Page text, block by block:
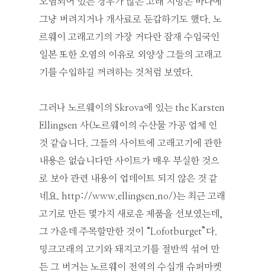
오염되어 있는 경우가 많은 고래 지방은 바다에
그냥 버려지거나 개사료로 둔갑하기도 했다. 노
르웨이 고래고기의 가장 커다란 잠재 수입국인
일본 또한 오염의 이유로 외양상 그들의 고래고
기를 수입하길 꺼려하는 것처럼 보였다.
그러나 노르웨이의 Skrova에 있는 the Karsten
Ellingsen 사(노르웨이의 수산물 가공 업체 인
것 같습니다. 그들의 사이트에 고래고기에 관한
내용은 없습니다만 사이트가 매우 부실한 것으
로 보아 관련 내용이 업데이트 되지 않은 것 같
네요. http://www.ellingsen.no/)는 최근 고래
고기로 만든 몇가지 새로운 제품을 선보였는데,
그 가운데 주목할만한 것이 “Lofotburget”다.
밍크고래의 고기와 돼지고기를 절반씩 섞어 만
든 그 버거는 노르웨이 전역의 수십개 슈퍼마켓